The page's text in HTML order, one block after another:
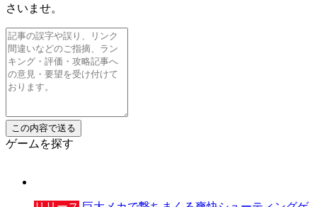
さいませ。
ゲームを探す